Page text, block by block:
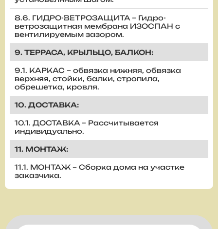
8.6. ГИДРО-ВЕТРОЗАЩИТА – Гидро-
ветрозащитная мембрана ИЗОСПАН с
вентилируемым зазором.
9. ТЕРРАСА, КРЫЛЬЦО, БАЛКОН:
9.1. КАРКАС – обвязка нижняя, обвязка
верхняя, стойки, балки, стропила,
обрешетка, кровля.
10. ДОСТАВКА:
10.1. ДОСТАВКА – Рассчитывается
индивидуально.
11. МОНТАЖ:
11.1. МОНТАЖ – Сборка дома на участке
заказчика.